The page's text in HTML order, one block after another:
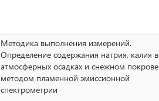
Методика выполнения измерений.
Определение содержания натрия, калия в
атмосферных осадках и снежном покрове
методом пламенной эмиссионной
спектрометрии